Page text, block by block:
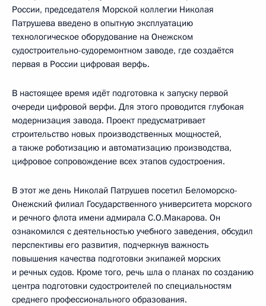
России, председателя Морской коллегии Николая
Патрушева введено в опытную эксплуатацию
технологическое оборудование на Онежском
судостроительно-судоремонтном заводе, где создаётся
первая в России цифровая верфь.
В настоящее время идёт подготовка к запуску первой
очереди цифровой верфи. Для этого проводится глубокая
модернизация завода. Проект предусматривает
строительство новых производственных мощностей,
а также роботизацию и автоматизацию производства,
цифровое сопровождение всех этапов судостроения.
В этот же день Николай Патрушев посетил Беломорско-
Онежский филиал Государственного университета морского
и речного флота имени адмирала С.О.Макарова. Он
ознакомился с деятельностью учебного заведения, обсудил
перспективы его развития, подчеркнув важность
повышения качества подготовки экипажей морских
и речных судов. Кроме того, речь шла о планах по созданию
центра подготовки судостроителей по специальностям
среднего профессионального образования.